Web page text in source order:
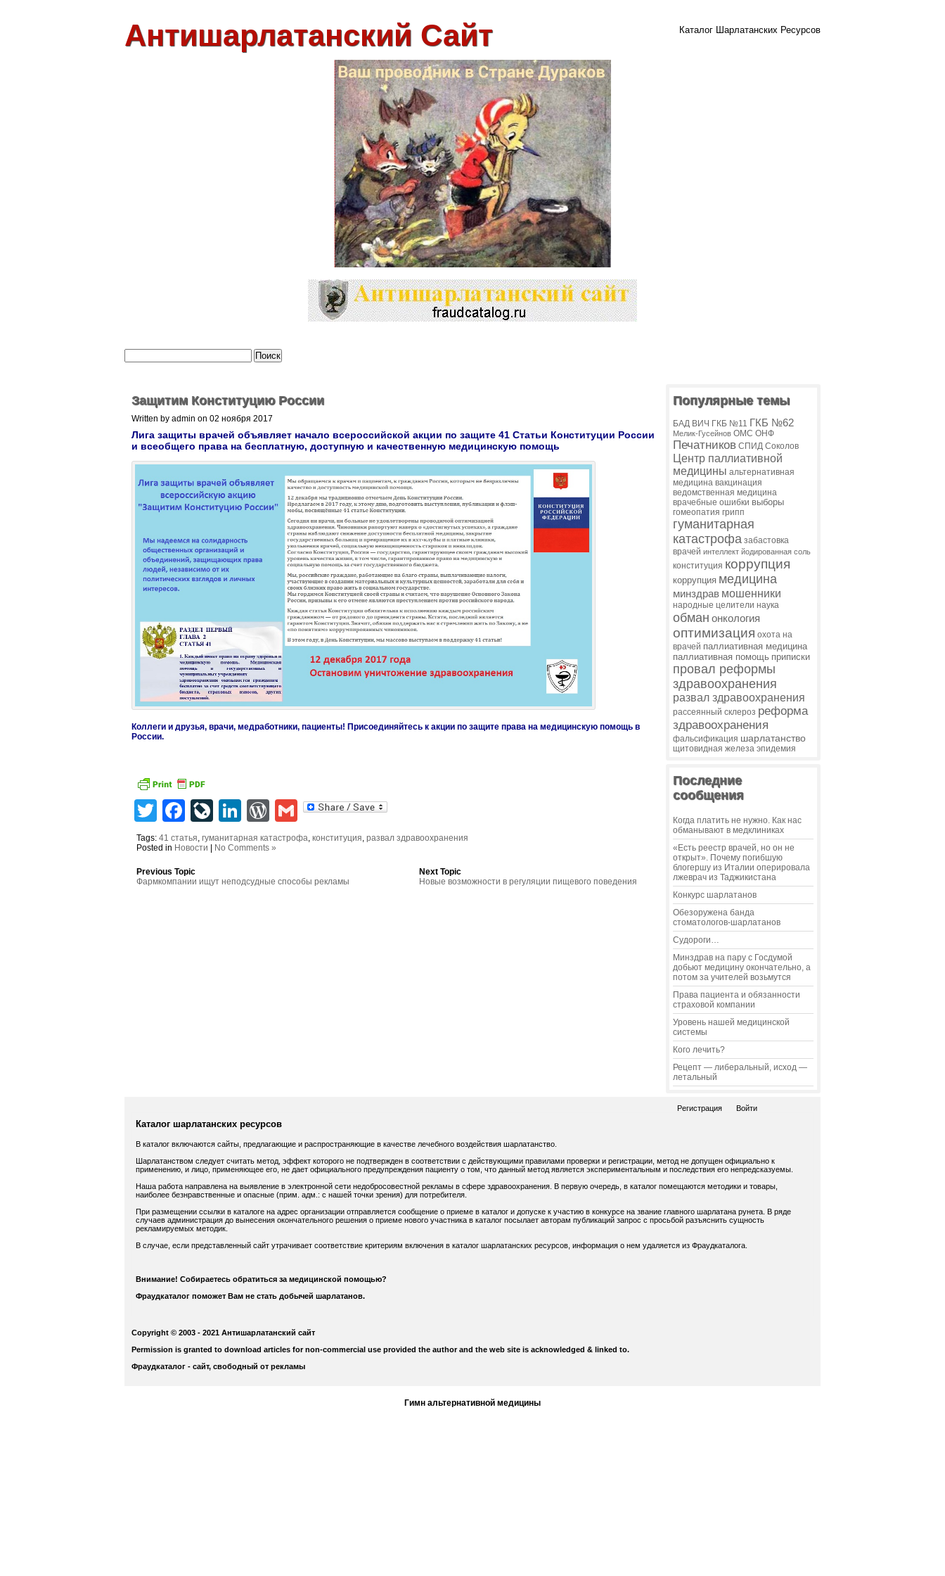
Антишарлатанский Сайт Каталог Шарлатанских Ресурсов
Защитим Конституцию России
Written by admin on 02 ноября 2017
Лига защиты врачей объявляет начало всероссийской акции по защите 41 Статьи Конституции России
и всеобщего права на бесплатную, доступную и качественную медицинскую помощь
Коллеги и друзья, врачи, медработники, пациенты! Присоединяйтесь к акции по защите права на медицинскую помощь в
России.
Twitter
Facebook
LiveJournal
LinkedIn
WordPress
Gmail
Tags:41 статья,гуманитарная катастрофа,конституция,развал здравоохранения
Posted in Новости No Comments »
Previous Topic
Фармкомпании ищут неподсудные способы рекламы
Next Topic
Новые возможности в регуляции пищевого поведения
Популярные темы
БАД ВИЧ ГКБ №11 ГКБ №62
Мелик-Гусейнов ОМС ОНФ
Печатников СПИД Соколов
Центр паллиативной
медицины альтернативная
медицина вакцинация
ведомственная медицина
врачебные ошибки выборы
гомеопатия грипп
гуманитарная
катастрофа забастовка
врачей интеллект йодированная соль
конституция коррупция
коррупция медицина
минздрав мошенники
народные целители наука
обман онкология
оптимизация охота на
врачей паллиативная медицина
паллиативная помощь приписки
провал реформы
здравоохранения
развал здравоохранения
рассеянный склероз реформа
здравоохранения
фальсификация шарлатанство
щитовидная железа эпидемия
Последние
сообщения
Когда платить не нужно. Как нас
обманывают в медклиниках
«Есть реестр врачей, но он не
открыт». Почему погибшую
блогершу из Италии оперировала
лжеврач из Таджикистана
Конкурс шарлатанов
Обезоружена банда
стоматологов-шарлатанов
Судороги…
Минздрав на пару с Госдумой
добьют медицину окончательно, а
потом за учителей возьмутся
Права пациента и обязанности
страховой компании
Уровень нашей медицинской
системы
Кого лечить?
Рецепт — либеральный, исход —
летальный
Регистрация Войти
Каталог шарлатанских ресурсов
В каталог включаются сайты, предлагающие и распространяющие в качестве лечебного воздействия шарлатанство.
Шарлатанством следует считать метод, эффект которого не подтвержден в соответствии с действующими правилами проверки и регистрации, метод не допущен официально к
применению, и лицо, применяющее его, не дает официального предупреждения пациенту о том, что данный метод является экспериментальным и последствия его непредсказуемы.
Наша работа направлена на выявление в электронной сети недобросовестной рекламы в сфере здравоохранения. В первую очередь, в каталог помещаются методики и товары,
наиболее безнравственные и опасные (прим. адм.: с нашей точки зрения) для потребителя.
При размещении ссылки в каталоге на адрес организации отправляется сообщение о приеме в каталог и допуске к участию в конкурсе на звание главного шарлатана рунета. В ряде
случаев администрация до вынесения окончательного решения о приеме нового участника в каталог посылает авторам публикаций запрос с просьбой разъяснить сущность
рекламируемых методик.
В случае, если представленный сайт утрачивает соответствие критериям включения в каталог шарлатанских ресурсов, информация о нем удаляется из Фраудкаталога.
Внимание! Собираетесь обратиться за медицинской помощью?
Фраудкаталог поможет Вам не стать добычей шарлатанов.
Copyright © 2003 - 2021 Антишарлатанский сайт
Permission is granted to download articles for non-commercial use provided the author and the web site is acknowledged & linked to.
Фраудкаталог - сайт, свободный от рекламы
Гимн альтернативной медицины